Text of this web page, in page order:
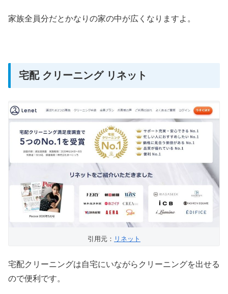
家族全員分だとかなりの家の中が広くなりますよ。
宅配 クリーニング リネット
引用元： リネット
宅配クリーニングは自宅にいながらクリーニングを出せる
ので便利です。